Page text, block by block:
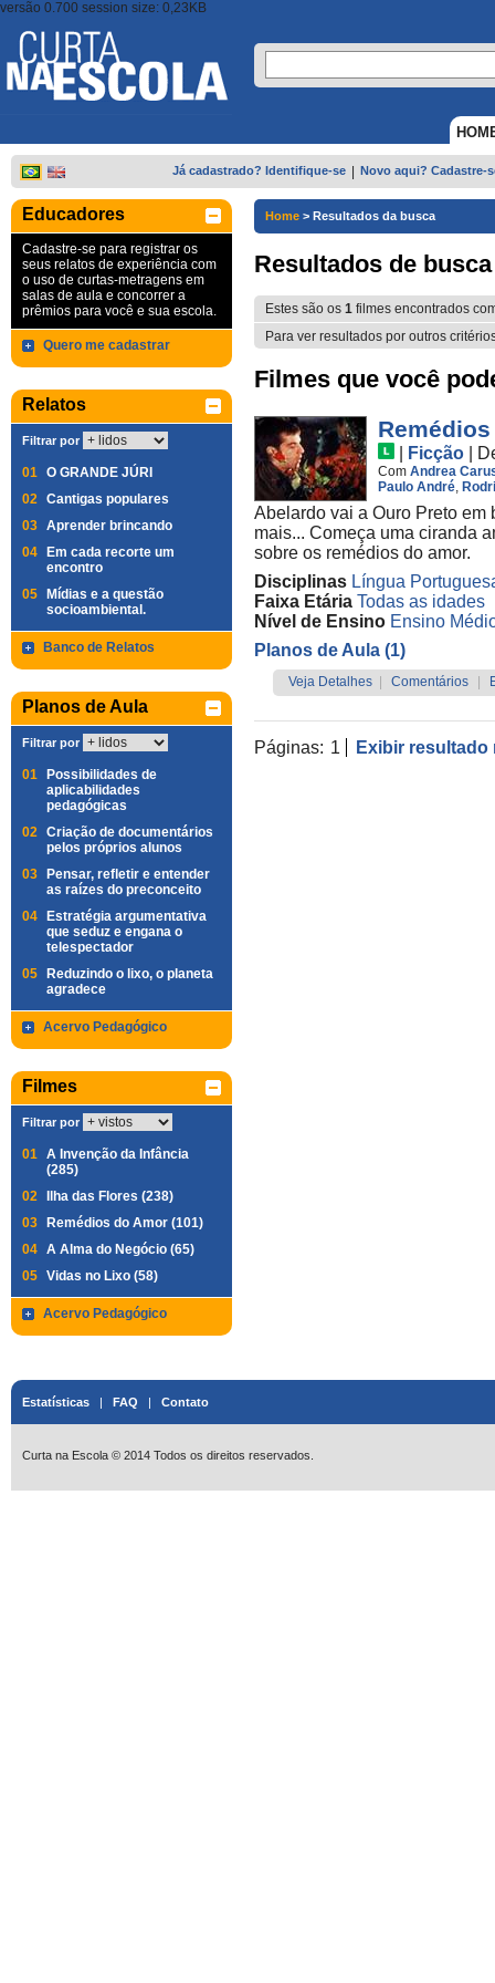
versão 0.700 session size: 0,23KB
Já cadastrado? Identifique-se Novo aqui? Cadastre-
Educadores
Cadastre-se para registrar os
seus relatos de experiência com
o uso de curtas-metragens em
salas de aula e concorrer a
prêmios para você e sua escola.
Quero me cadastrar
Relatos
Filtrar por
01 O GRANDE JÚRI
02 Cantigas populares
03 Aprender brincando
04
Em cada recorte um
encontro
05
Mídias e a questão
socioambiental.
Banco de Relatos
Planos de Aula
Filtrar por
01
Possibilidades de
aplicabilidades
pedagógicas
02 Criação de documentários
pelos próprios alunos
03
Pensar, refletir e entender
as raízes do preconceito
04
Estratégia argumentativa
que seduz e engana o
telespectador
05
Reduzindo o lixo, o planeta
agradece
Acervo Pedagógico
Filmes
Filtrar por
01 A Invenção da Infância
(285)
02
Ilha das Flores (238)
03
Remédios do Amor (101)
04 A Alma do Negócio (65)
05 Vidas no Lixo (58)
Acervo Pedagógico
Home > Resultados da busca
Resultados de busca
Estes são os 1 filmes encontrados
Para ver resultados por outros
Filmes que você
Ficção
Com Andrea
Paulo André,
Abelardo vai a Ouro Preto
mais... Começa uma ciranda
sobre os remédios do amor.
Disciplinas Língua
Faixa Etária Todas as idades
Nível de Ensino Ensino
Planos de Aula (1)
Veja Detalhes Comentários
Páginas: 1 Exibir resultado
Estatísticas | FAQ | Contato
Curta na Escola © 2014 Todos os direitos reservados.